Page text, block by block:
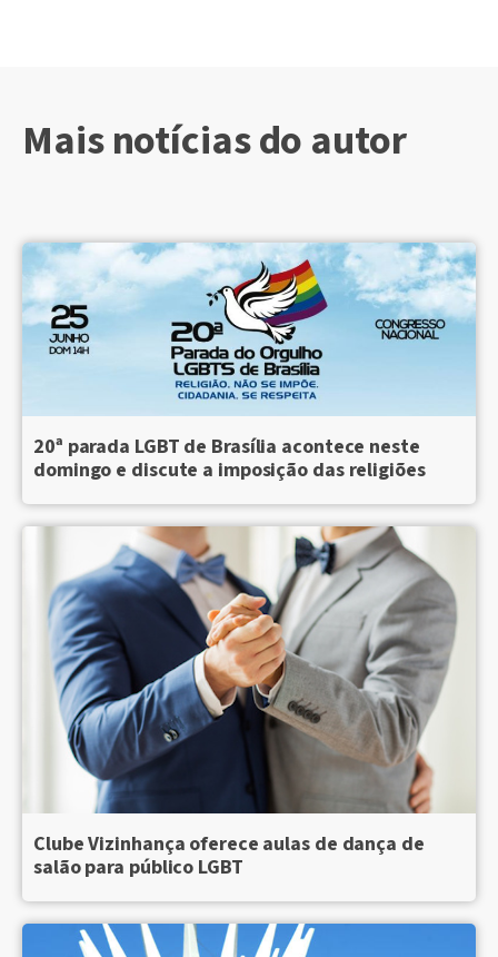
Mais notícias do autor
20ª parada LGBT de Brasília acontece neste
domingo e discute a imposição das religiões
Clube Vizinhança oferece aulas de dança de
salão para público LGBT